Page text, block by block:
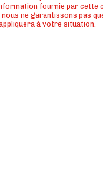
fournie par cette
nous ne garantissons pas
à votre situation.